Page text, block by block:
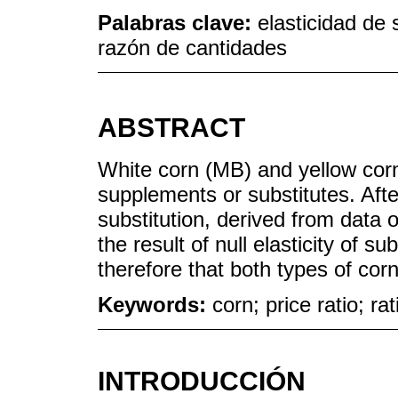
Palabras clave: elasticidad de
razón de cantidades
ABSTRACT
White corn (MB) and yellow
supplements or substitutes.
substitution, derived from data
the result of null elasticity of
therefore that both types of
Keywords: corn; price ratio;
INTRODUCCIÓN